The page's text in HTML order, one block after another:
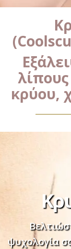
κρύου,
ψυχολογία